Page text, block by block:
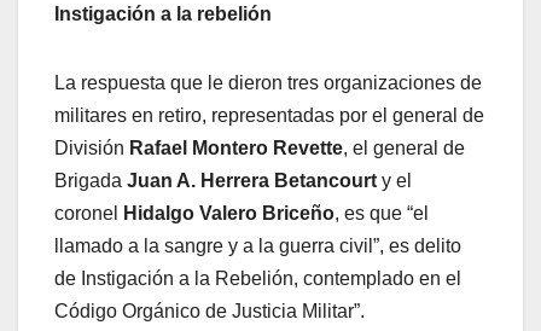
Instigación a la rebelión
La respuesta que le dieron tres organizaciones de
militares en retiro, representadas por el general de
División Rafael Montero Revette, el general de
Brigada Juan A. Herrera Betancourt y el
coronel
Hidalgo Valero Briceño, es que “el
llamado a la sangre y a la guerra civil”, es delito
de Instigación a la Rebelión, contemplado en el
Código Orgánico de Justicia Militar”.